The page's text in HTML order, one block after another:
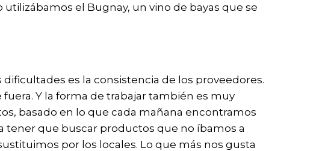
el Bugnay, un vino de bayas que se
es la consistencia de los proveedores.
Y la forma de trabajar también es muy
basado en lo que cada mañana encontramos
tener que buscar productos que no íbamos a
por los locales. Lo que más nos gusta